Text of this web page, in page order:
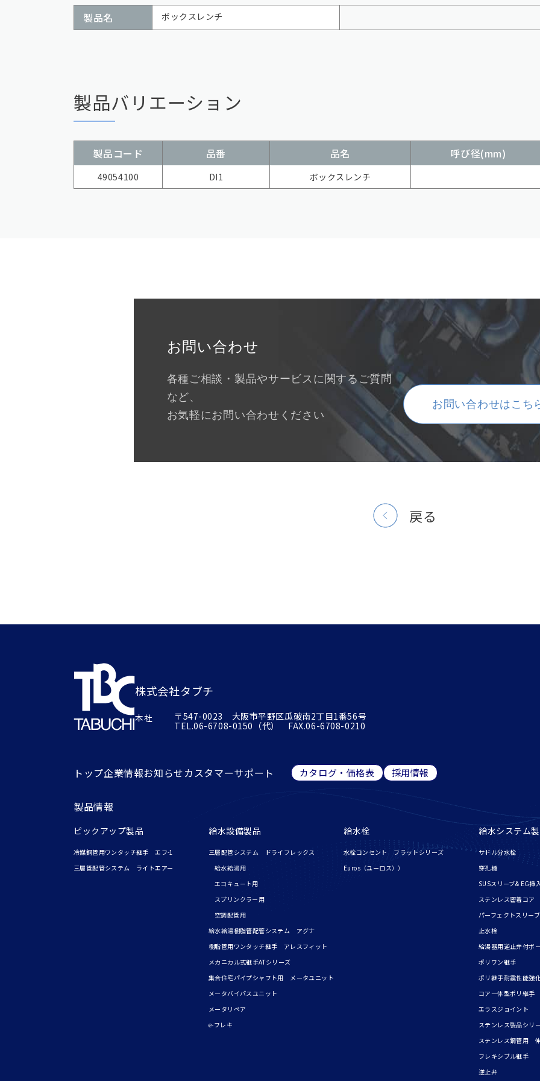
製品名 ボックスレンチ
製品バリエーション
製品コード 品番 品名 呼び径(mm)
49054100 DI1 ボックスレンチ
お問い合わせ
各種ご相談・製品やサービスに関するご質問
など、
お気軽にお問い合わせください
お問い合わせはこち
戻る
株式会社タブチ
本社
〒547-0023 大阪市平野区瓜破南2丁目1番56号
TEL.06-6708-0150 （代） FAX.06-6708-0210
トップ企業情報お知らせカスタマーサポート カタログ・価格表 採用情報
製品情報
ピックアップ製品
冷媒銅管用ワンタッチ継手 エフ-1
三層管配管システム ライトエアー
給水設備製品
三層配管システム ドライフレックス
給水給湯用
エコキュート用
スプリンクラー用
空調配管用
給水給湯樹脂管配管システム アグナ
樹脂管用ワンタッチ継手 アレスフィット
メカニカル式継手ATシリーズ
集合住宅パイプシャフト用 メータユニット
メータバイパスユニット
メータリペア
e-フレキ
給水栓
水栓コンセント フラットシリーズ
Euros（ユーロス））
給水システム
サドル分水栓
穿孔機
SUSスリーブ& EG挿
ステンレス密着コア
パーフェクトスリーブ
止水栓
給湯器用逆止弁付ボ
ポリワン継手
ポリ継手耐震性能強
コア一体型ポリ継手
エラスジョイント
ステンレス製品シリ
ステンレス鋼管用
フレキシブル継手
逆止弁